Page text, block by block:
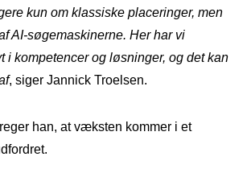
kun om klassiske placeringer, men
AI-søgemaskinerne. Her har vi
i kompetencer og løsninger, og det kan
, siger Jannick Troelsen.
han, at væksten kommer i et